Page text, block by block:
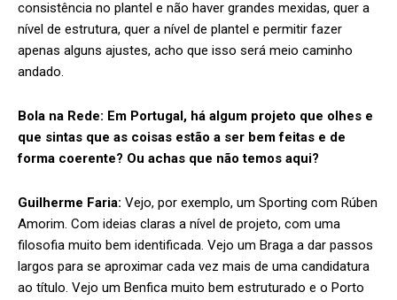
consistência no plantel e não haver grandes mexidas, quer a
nível de estrutura, quer a nível de plantel e permitir fazer
apenas alguns ajustes, acho que isso será meio caminho
andado.
Bola na Rede: Em Portugal, há algum projeto que olhes e
que sintas que as coisas estão a ser bem feitas e de
forma coerente? Ou achas que não temos aqui?
Guilherme Faria: Vejo, por exemplo, um Sporting com Rúben
Amorim. Com ideias claras a nível de projeto, com uma
filosofia muito bem identificada. Vejo um Braga a dar passos
largos para se aproximar cada vez mais de uma candidatura
ao título. Vejo um Benfica muito bem estruturado e o Porto